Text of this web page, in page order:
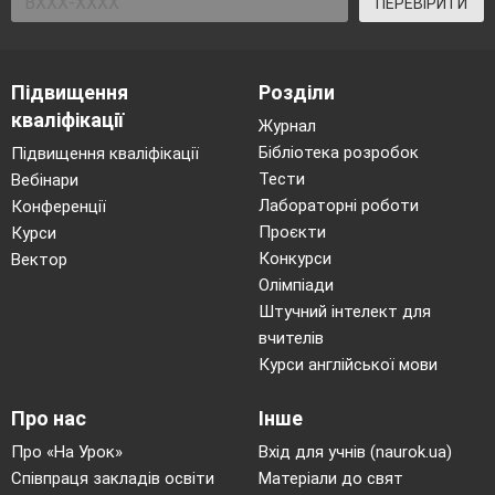
ІІ. Відпрацювання умінь і навичок розв’язування
см опирається кінцями на дві
перпендикулярні площини. Проекції відрізка на ці
відстані від кінців відрізка до даних площин.
перпендикулярні площини. Відстані від кінців
відрізка до площини дорівнюють 2 см і
Підвищення
кваліфікації
Підвищення кваліфікації
Вебінари
Конференції
Курси
Вектор
Розділи
Журнал
Бібліотека розробок
Тести
Лабораторні роботи
Проєкти
Конкурси
Олімпіади
Штучний інтелект для
вчителів
Курси англійської мови
Про нас
Про «На Урок»
Співпраця закладів освіти
Інше
Вхід для учнів (naurok.ua)
Матеріали до свят